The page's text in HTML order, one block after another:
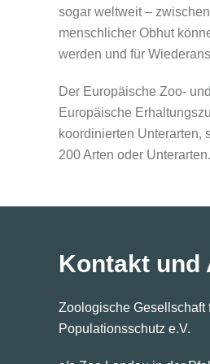
sogar weltweit –
menschlicher Obhut
werden und für
Der Europäische Zoo-
Europäische
koordinierten Unterarten,
200 Arten oder Unterarten.
Kontakt und
Zoologische Gesellschaft
Populationsschutz e.V.